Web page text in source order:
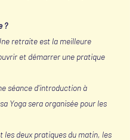
?
retraite est la meilleure
et démarrer une pratique
séance d'introduction à
Yoga sera organisée pour les
les deux pratiques du matin, les